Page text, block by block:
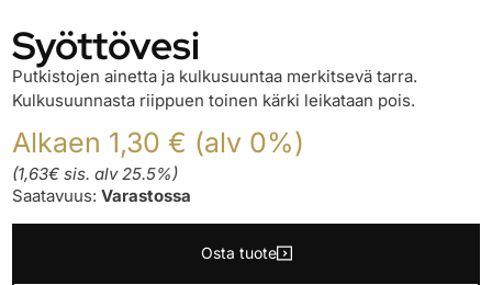
Syöttövesi
Putkistojen ainetta ja kulkusuuntaa merkitsevä tarra.
Kulkusuunnasta riippuen toinen kärki leikataan pois.
Alkaen 1,30 € (alv 0%)
(1,63€ sis. alv 25.5%)
Saatavuus:Varastossa
Osta tuote